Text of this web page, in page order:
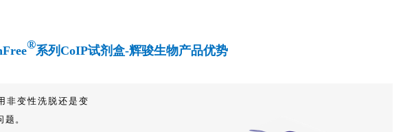
®系列CoIP试剂盒-辉骏生物产品优势
非变性洗脱还是变
。